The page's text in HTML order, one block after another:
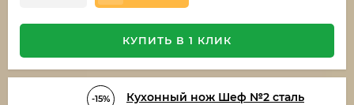
КУПИТЬ В 1 КЛИК
-15%
Кухонный нож Шеф №2 сталь